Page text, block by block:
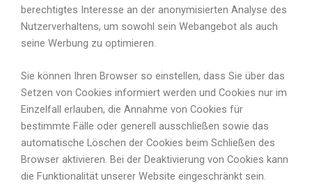
berechtigtes Interesse an der anonymisierten Analyse des
Nutzerverhaltens, um sowohl sein Webangebot als auch
seine Werbung zu optimieren.
Sie können Ihren Browser so einstellen, dass Sie über das
Setzen von Cookies informiert werden und Cookies nur im
Einzelfall erlauben, die Annahme von Cookies für
bestimmte Fälle oder generell ausschließen sowie das
automatische Löschen der Cookies beim Schließen des
Browser aktivieren. Bei der Deaktivierung von Cookies kann
die Funktionalität unserer Website eingeschränkt sein.